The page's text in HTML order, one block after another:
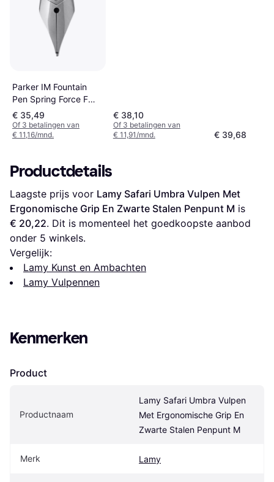
Parker IM Fountain
Pen Spring Force F
Black
€ 35,49
Of 3 betalingen van
€ 11,16/mnd.
€ 38,10
Of 3 betalingen van
€ 11,91/mnd.
€ 39,68
Productdetails
Laagste prijs voor Lamy Safari Umbra Vulpen Met
Ergonomische Grip En Zwarte Stalen Penpunt M
€ 20,22. Dit is momenteel het goedkoopste aanbod
onder 5 winkels.
Vergelijk:
Lamy Kunst en Ambachten
Lamy Vulpennen
Kenmerken
Product
Productnaam
Lamy Safari Umbra Vulpen
Met Ergonomische Grip En
Zwarte Stalen Penpunt M
Merk Lamy